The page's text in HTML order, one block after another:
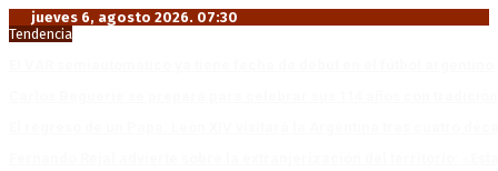
jueves 6, agosto 2026. 07:30
Tendencia